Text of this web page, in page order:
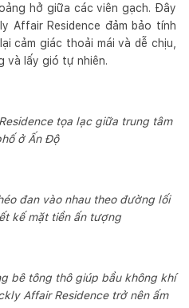
hở giữa các viên gạch. Đây
Affair Residence đảm bảo tính
cảm giác thoải mái và dễ chịu,
và lấy gió tự nhiên.
tọa lạc giữa trung tâm
ở Ấn Độ
đan vào nhau theo đường lối
kế mặt tiền ấn tượng
bê tông thô giúp bầu không khí
Affair Residence trở nên ấm